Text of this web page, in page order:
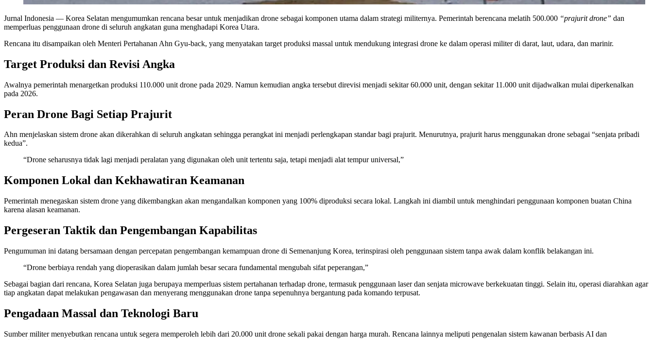
Jurnal Indonesia — Korea Selatan mengumumkan rencana besar untuk menjadikan drone sebagai komponen utama dalam strategi militernya. Pemerintah berencana melatih 500.000 “prajurit drone” dan
memperluas penggunaan drone di seluruh angkatan guna menghadapi Korea Utara.
Rencana itu disampaikan oleh Menteri Pertahanan Ahn Gyu-back, yang menyatakan target produksi massal untuk mendukung integrasi drone ke dalam operasi militer di darat, laut, udara, dan marinir.
Target Produksi dan Revisi Angka
Awalnya pemerintah menargetkan produksi 110.000 unit drone pada 2029. Namun kemudian angka tersebut direvisi menjadi sekitar 60.000 unit, dengan sekitar 11.000 unit dijadwalkan mulai diperkenalkan
pada 2026.
Peran Drone Bagi Setiap Prajurit
Ahn menjelaskan sistem drone akan dikerahkan di seluruh angkatan sehingga perangkat ini menjadi perlengkapan standar bagi prajurit. Menurutnya, prajurit harus menggunakan drone sebagai “senjata pribadi
kedua”.
“Drone seharusnya tidak lagi menjadi peralatan yang digunakan oleh unit tertentu saja, tetapi menjadi alat tempur universal,”
Komponen Lokal dan Kekhawatiran Keamanan
Pemerintah menegaskan sistem drone yang dikembangkan akan mengandalkan komponen yang 100% diproduksi secara lokal. Langkah ini diambil untuk menghindari penggunaan komponen buatan China
karena alasan keamanan.
Pergeseran Taktik dan Pengembangan Kapabilitas
Pengumuman ini datang bersamaan dengan percepatan pengembangan kemampuan drone di Semenanjung Korea, terinspirasi oleh penggunaan sistem tanpa awak dalam konflik belakangan ini.
“Drone berbiaya rendah yang dioperasikan dalam jumlah besar secara fundamental mengubah sifat peperangan,”
Sebagai bagian dari rencana, Korea Selatan juga berupaya memperluas sistem pertahanan terhadap drone, termasuk penggunaan laser dan senjata microwave berkekuatan tinggi. Selain itu, operasi diarahkan agar
tiap angkatan dapat melakukan pengawasan dan menyerang menggunakan drone tanpa sepenuhnya bergantung pada komando terpusat.
Pengadaan Massal dan Teknologi Baru
Sumber militer menyebutkan rencana untuk segera memperoleh lebih dari 20.000 unit drone sekali pakai dengan harga murah. Rencana lainnya meliputi pengenalan sistem kawanan berbasis AI dan